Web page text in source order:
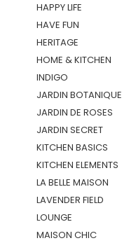
HAPPY LIFE
HAVE FUN
HERITAGE
HOME & KITCHEN
INDIGO
JARDIN BOTANIQUE
JARDIN DE ROSES
JARDIN SECRET
KITCHEN BASICS
KITCHEN ELEMENTS
LA BELLE MAISON
LAVENDER FIELD
LOUNGE
MAISON CHIC